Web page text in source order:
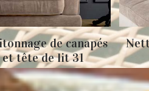
canapés
lit 31
Nettoyage